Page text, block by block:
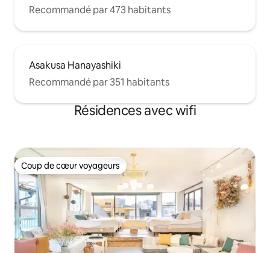
Recommandé par 473 habitants
Asakusa Hanayashiki
Recommandé par 351 habitants
Résidences avec wifi
Coup de cœur voyageurs
Coup de cœur voyageurs